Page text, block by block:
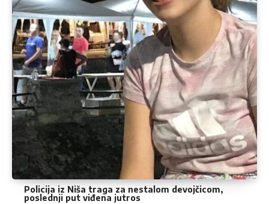
Policija iz Niša traga za nestalom devojčicom,
poslednji put viđena jutros